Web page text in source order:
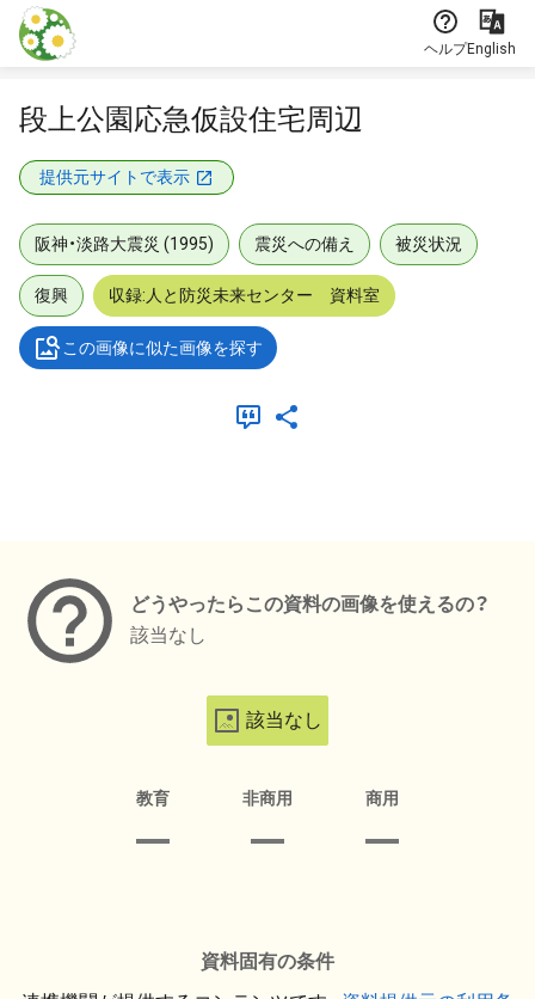
本文に飛ぶ
ヘルプEnglish
段上公園応急仮設住宅周辺
提供元サイトで表示
阪神・淡路大震災 (1995) 震災への備え 被災状況
復興 収録:人と防災未来センター 資料室
この画像に似た画像を探す
どうやったらこの資料の画像を使えるの？
該当なし
該当なし
教育 非商用 商用
資料固有の条件